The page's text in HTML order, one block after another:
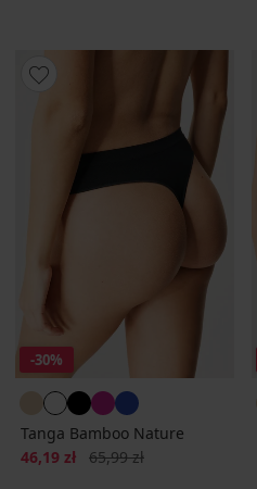
-30%
Tanga Bamboo Nature
Zniżka
46,19 zł Pierwotna cena
65,99 zł